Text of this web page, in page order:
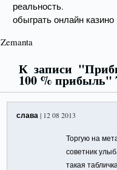
обыграть онлайн
Zemanta
К записи
100 % прибыль"
слава| 12 08 2013
Торгую на
советник
такая